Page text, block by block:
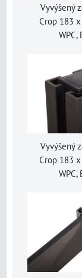
Vyvýšený
Crop 183
WPC,
Vyvýšený
Crop 183
WPC,